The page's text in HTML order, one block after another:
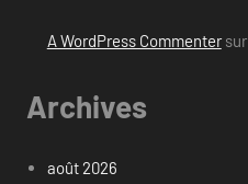
A WordPress Commentersur
Archives
août 2026